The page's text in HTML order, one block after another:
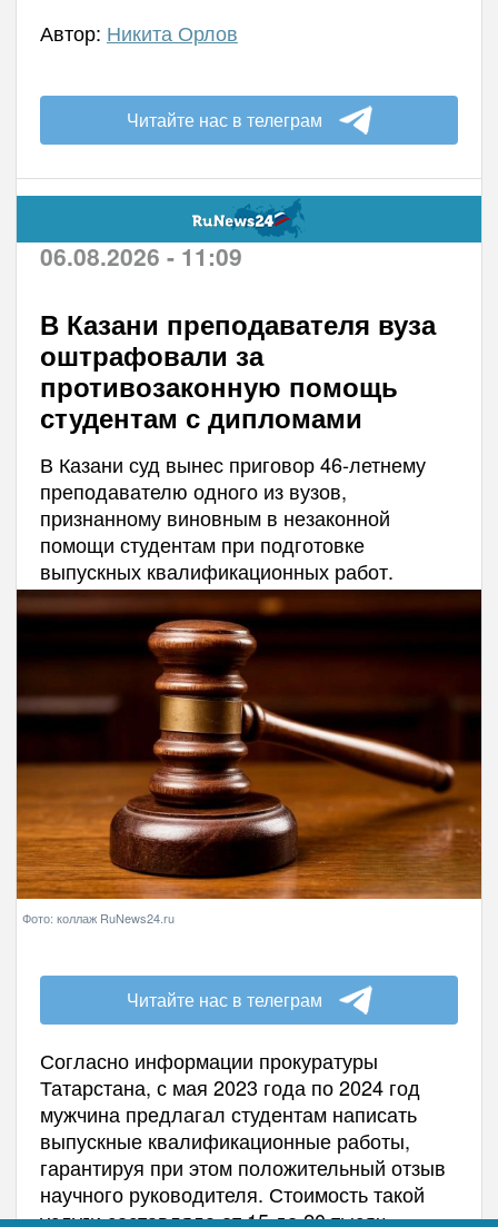
Автор: Никита Орлов
Читайте нас в телеграм
06.08.2026 - 11:09
В Казани преподавателя вуза
оштрафовали за
противозаконную помощь
студентам с дипломами
В Казани суд вынес приговор 46-летнему
преподавателю одного из вузов,
признанному виновным в незаконной
помощи студентам при подготовке
выпускных квалификационных работ.
Фото: коллаж RuNews24.ru
Читайте нас в телеграм
Согласно информации прокуратуры
Татарстана, с мая 2023 года по 2024 год
мужчина предлагал студентам написать
выпускные квалификационные работы,
гарантируя при этом положительный отзыв
научного руководителя. Стоимость такой
услуги составляла от 15 до 20 тысяч